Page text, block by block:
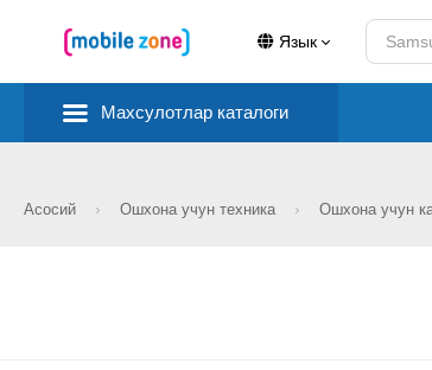
Язык
Махсулотлар каталоги
Асосий Ошхона учун техника Ошхона учун